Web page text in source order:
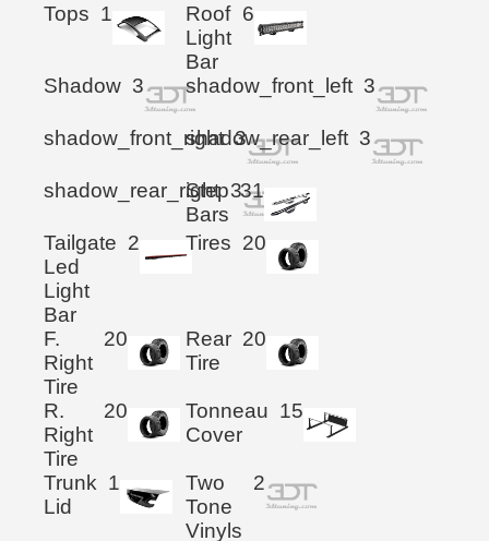
Tops 1
Roof
Light
Bar
6
Shadow 3 shadow_front_left 3
shadow_front_right 3
shadow_rear_left 3
shadow_rear_right 3
Step
Bars
31
Tailgate
Led
Light
Bar
2 Tires 20
F.
Right
Tire
20
Rear
Tire
20
R.
Right
Tire
20
Tonneau
Cover
15
Trunk
Lid
1
Two
Tone
Vinyls
2